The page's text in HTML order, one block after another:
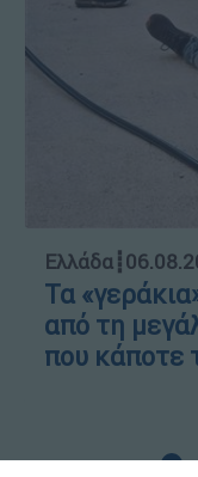
Ελλάδα┋
Τα
από τη
που κάποτε